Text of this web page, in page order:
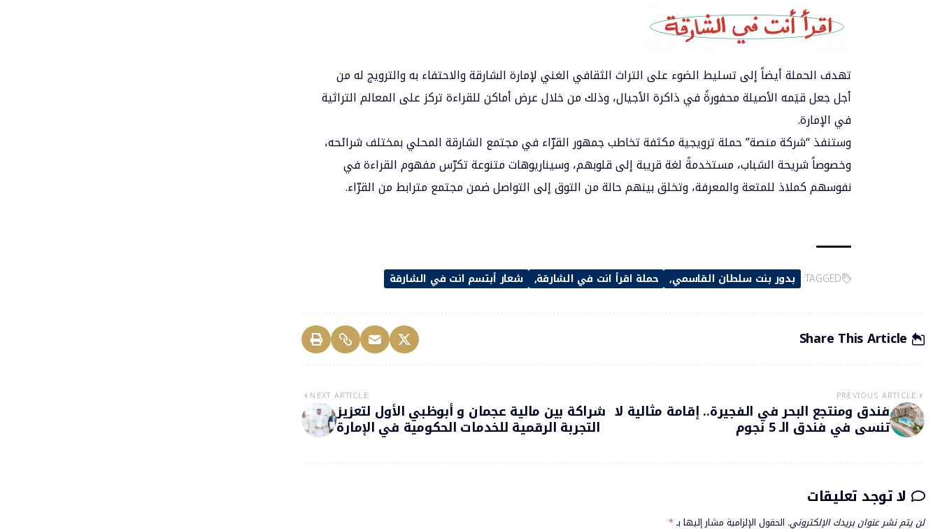
تهدف الحملة أيضاً إلى تسليط الضوء على التراث الثقافي الغني لإمارة الشارقة والاحتفاء به والترويج له من
أجل جعل قيَمه الأصيلة محفورةً في ذاكرة الأجيال، وذلك من خلال عرض أماكن للقراءة تركز على المعالم التراثية
في الإمارة.
وستنفذ “شركة منصة” حملة ترويجية مكثفة تخاطب جمهور القرّاء في مجتمع الشارقة المحلي بمختلف شرائحه،
وخصوصاً شريحة الشباب، مستخدمةً لغة قريبة إلى قلوبهم، وسيناريوهات متنوعة تكرّس مفهوم القراءة في
نفوسهم كملاذ للمتعة والمعرفة، وتخلق بينهم حالة من التوق إلى التواصل ضمن مجتمع مترابط من القرّاء.
TAGGED: بدور بنت سلطان القاسمي حملة اقرأ انت في الشارقة شعار أبتسم انت في الشارقة
Share This Article
PREVIOUS ARTICLE
فندق ومنتجع البحر في الفجيرة.. إقامة مثالية لا
تنسى في فندق الـ 5 نجوم
NEXT ARTICLE
شراكة بين مالية عجمان و أبوظبي الأول لتعزيز
التجربة الرقمية للخدمات الحكومية في الإمارة
لا توجد تعليقات
لن يتم نشر عنوان بريدك الإلكتروني. الحقول الإلزامية مشار إليها بـ*